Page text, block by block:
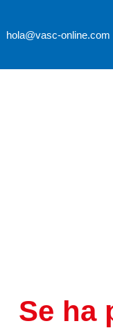
hola@vasc-online.com
Se ha